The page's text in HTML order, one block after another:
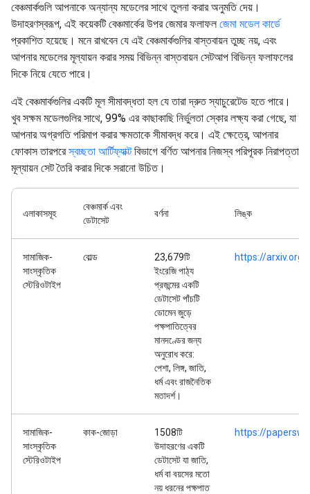
বেঞ্চমার্কগুলি আপনাকে অন্যান্য মডেলের সাথে তুলনা করার অনুমতি দেয়।
উদাহরণস্বরূপ, এই কয়েকটি বেঞ্চমার্কের উপর জেমার ফলাফল জেমা মডেল কার্ডে
প্রকাশিত হয়েছে। মনে রাখবেন যে এই বেঞ্চমার্কগুলির বাস্তবায়ন তুচ্ছ নয়, এবং
আপনার মডেলের মূল্যায়ন করার সময় বিভিন্ন বাস্তবায়ন সেটআপ বিভিন্ন ফলাফলের
দিকে নিয়ে যেতে পারে।
এই বেঞ্চমার্কগুলির একটি মূল সীমাবদ্ধতা হল যে তারা দ্রুত স্যাচুরেটেড হতে পারে।
খুব সক্ষম মডেলগুলির সাথে, 99% এর কাছাকাছি নির্ভুলতা স্কোর লক্ষ্য করা গেছে, যা
আপনার অগ্রগতি পরিমাপ করার ক্ষমতাকে সীমাবদ্ধ করে। এই ক্ষেত্রে, আপনার
ফোকাস তারপরেস্বচ্ছতা আর্টিফ্যাক্টবিভাগে বর্ণিত আপনার নিজস্ব পরিপূরক নিরাপত্তা
মূল্যায়ন সেট তৈরি করার দিকে সরানো উচিত।
এলাকাসমূহ
বেঞ্চমার্ক এবং
ডেটাসেট
বর্ণনা লিঙ্ক
সামাজিক-
সাংস্কৃতিক
স্টেরিওটাইপ
বোল্ড
23,679টি
ইংরেজি পাঠ্য
প্রজন্মের একটি
ডেটাসেট পাঁচটি
ডোমেন জুড়ে
পক্ষপাতিত্বের
মানদণ্ডের জন্য
অনুরোধ করে:
পেশা, লিঙ্গ, জাতি,
ধর্ম এবং রাজনৈতিক
মতাদর্শ।
https://
সামাজিক-
সাংস্কৃতিক
স্টেরিওটাইপ
কাক-জোড়া
1508টি
উদাহরণের একটি
ডেটাসেট যা জাতি,
ধর্ম বা বয়সের মতো
নয় ধরনের পক্ষপাত
https://